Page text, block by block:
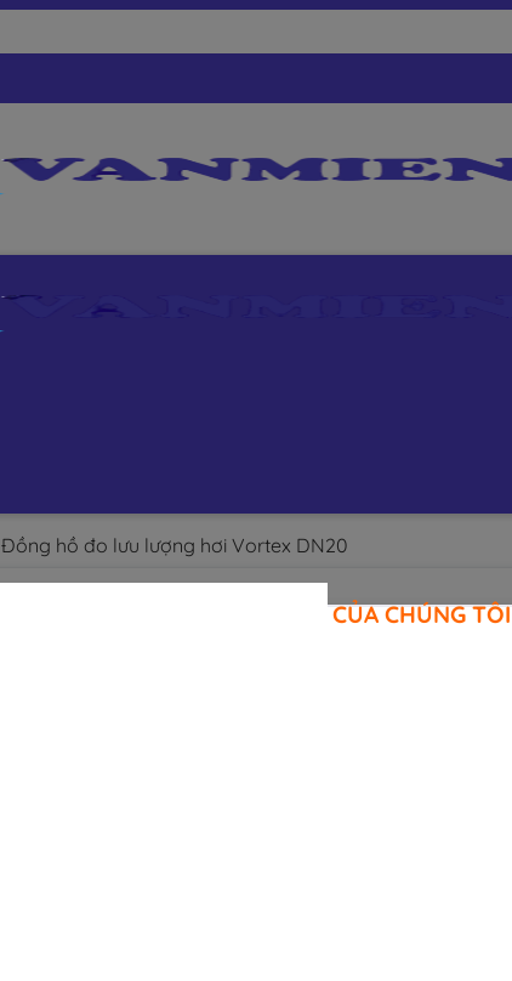
Đồng hồ đo lưu lượng hơi Vortex DN20
CAM KẾT CỦA CHÚNG TÔI